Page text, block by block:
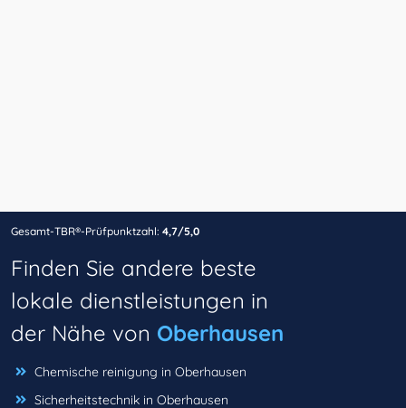
Gesamt-TBR®-Prüfpunktzahl: 4,7/5,0
Finden Sie andere beste
lokale dienstleistungen in
der Nähe von Oberhausen
Chemische reinigung in Oberhausen
Sicherheitstechnik in Oberhausen